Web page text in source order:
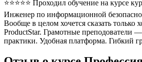
⭐⭐⭐⭐⭐ Проходил обучение на курсе
Инженер по информационной
Вообще в целом хочется сказать только
ProductStar. Грамотные преподователи
практики. Удобная платформа. Гибкий